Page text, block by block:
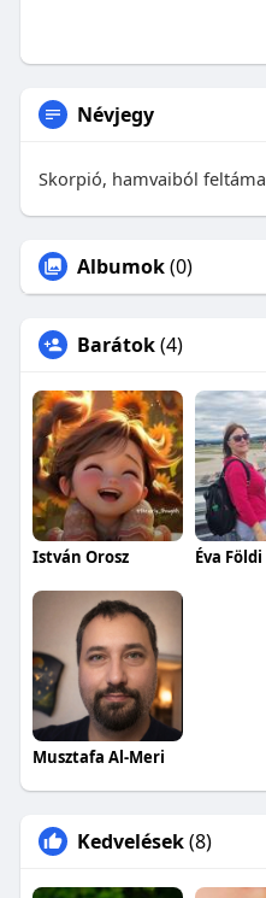
Névjegy
Skorpió, hamvaiból
Albumok(0)
Barátok(4)
István Orosz Éva Földi
Musztafa Al-Meri
Kedvelések(8)